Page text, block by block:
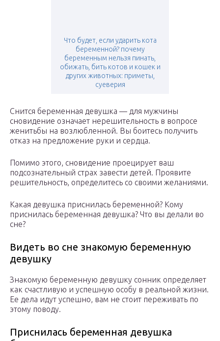
Что будет, если ударить кота
беременной? почему
беременным нельзя пинать,
обижать, бить котов и кошек и
других животных: приметы,
суеверия
Снится беременная девушка — для мужчины
сновидение означает нерешительность в вопросе
женитьбы на возлюбленной. Вы боитесь получить
отказ на предложение руки и сердца.
Помимо этого, сновидение проецирует ваш
подсознательный страх завести детей. Проявите
решительность, определитесь со своими желаниями.
Какая девушка приснилась беременной? Кому
приснилась беременная девушка? Что вы делали во
сне?
Видеть во сне знакомую беременную
девушку
Знакомую беременную девушку сонник определяет
как счастливую и успешную особу в реальной жизни.
Ее дела идут успешно, вам не стоит переживать по
этому поводу.
Приснилась беременная девушка